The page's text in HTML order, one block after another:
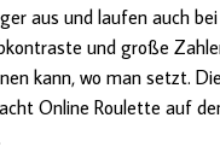
aus und laufen auch
und große
kann, wo man setzt.
Online Roulette auf